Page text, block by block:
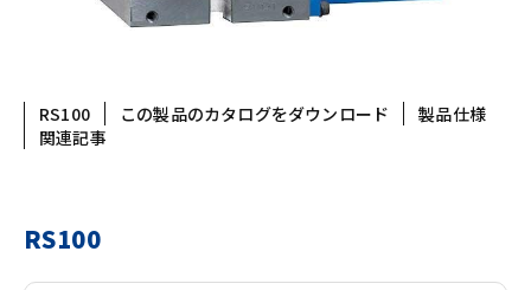
RS100 この製品のカタログをダウンロード
製品仕様
関連記事
RS100